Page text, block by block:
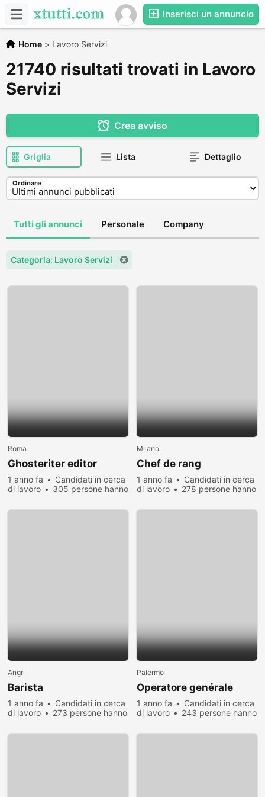
Inserisci un annuncio
Home > Lavoro Servizi
21740 risultati trovati in Lavoro
Servizi
Crea avviso
Griglia Lista Dettaglio
Ordinare
Tutti gli annunci Personale Company
Categoria: Lavoro Servizi
Roma
Ghosteriter editor
1 anno fa
Candidati in cerca
di lavoro
305 persone hanno
Milano
Chef de rang
1 anno fa
Candidati in cerca
di lavoro
278 persone hanno
Angri
Barista
1 anno fa
Candidati in cerca
di lavoro
273 persone hanno
Palermo
Operatore genérale
1 anno fa
Candidati in cerca
di lavoro
243 persone hanno